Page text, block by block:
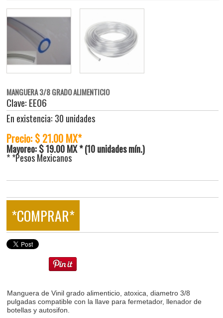
MANGUERA 3/8 GRADO ALIMENTICIO
Clave: EE06
En existencia: 30 unidades
Precio: $ 21.00 MX*
Mayoreo: $ 19.00 MX * (10 unidades mín.)
* *Pesos Mexicanos
*COMPRAR*
Manguera de Vinil grado alimenticio, atoxica, diametro 3/8
pulgadas compatible con la llave para fermetador, llenador de
botellas y autosifon.